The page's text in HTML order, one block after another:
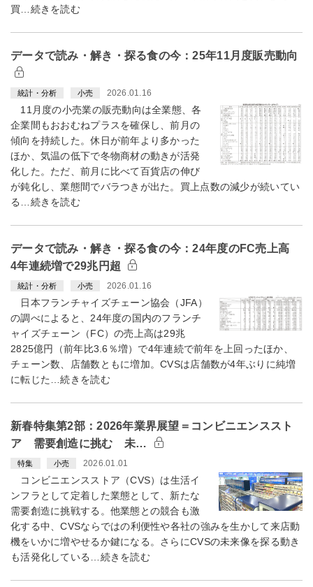
買…続きを読む
データで読み・解き・探る食の今：25年11月度販売動向
統計・分析 小売 2026.01.16
11月度の小売業の販売動向は全業態、各
企業間もおおむねプラスを確保し、前月の
傾向を持続した。休日が前年より多かった
ほか、気温の低下で冬物商材の動きが活発
化した。ただ、前月に比べて百貨店の伸び
が鈍化し、業態間でバラつきが出た。買上点数の減少が続いてい
る…続きを読む
データで読み・解き・探る食の今：24年度のFC売上高
4年連続増で29兆円超
統計・分析 小売 2026.01.16
日本フランチャイズチェーン協会（JFA）
の調べによると、24年度の国内のフランチ
ャイズチェーン（FC）の売上高は29兆
2825億円（前年比3.6％増）で4年連続で前年を上回ったほか、
チェーン数、店舗数ともに増加。CVSは店舗数が4年ぶりに純増
に転じた…続きを読む
新春特集第2部：2026年業界展望＝コンビニエンススト
ア 需要創造に挑む 未…
特集 小売 2026.01.01
コンビニエンスストア（CVS）は生活イ
ンフラとして定着した業態として、新たな
需要創造に挑戦する。他業態との競合も激
化する中、CVSならではの利便性や各社の強みを生かして来店動
機をいかに増やせるか鍵になる。さらにCVSの未来像を探る動き
も活発化している…続きを読む